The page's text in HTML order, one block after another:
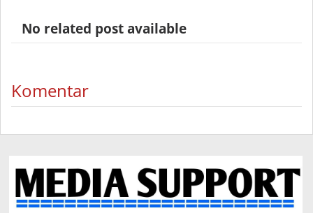
No related post available
Komentar